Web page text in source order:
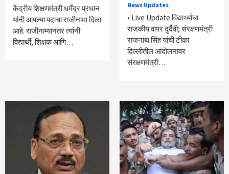
केंद्रीय शिक्षणमंत्री धर्मेंद्र प्रधान
यांनी आपल्या पदाचा राजीनामा दिला
आहे. राजीनाम्यानंतर त्यांनी
विद्यार्थी, शिक्षक आणि…
News Updates
• Live Update विद्यार्थ्यांचा
राजकीय वापर दुर्दैवी; संरक्षणमंत्री
राजनाथ सिंह यांची टीका
दिल्लीतील आंदोलनावर
संरक्षणमंत्री…